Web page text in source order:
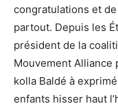
congratulations et
partout. Depuis les
président de la
Mouvement Alliance
kolla Baldé à
enfants hisser haut